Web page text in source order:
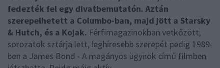
fedezték fel egy divatbemutatón. Aztán
szerepelhetett a Columbo-ban, majd jött a Starsky
& Hutch, és a Kojak. Férfimagazinokban vetkőzött,
sorozatok sztárja lett, leghíresebb szerepét pedig 1989-
ben a James Bond - A magányos ügynök című filmben